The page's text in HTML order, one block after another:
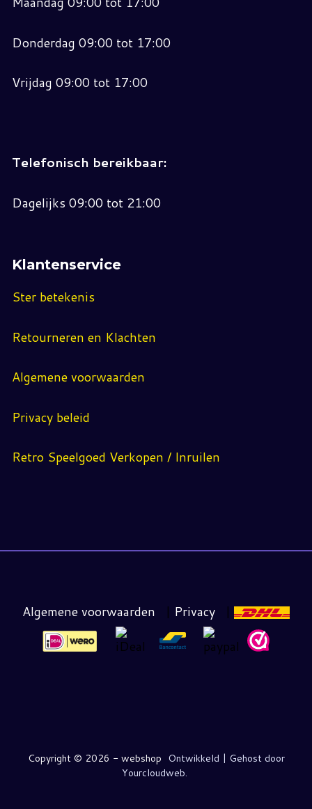
Donderdag 09:00 tot 17:00
Vrijdag 09:00 tot 17:00
Telefonisch bereikbaar:
Dagelijks 09:00 tot 21:00
Klantenservice
Ster betekenis
Retourneren en Klachten
Algemene voorwaarden
Privacy beleid
Retro Speelgoed Verkopen / Inruilen
Algemene voorwaarden | Privacy |
Copyright © 2026 - webshop Ontwikkeld | Gehost door
Yourcloudweb.